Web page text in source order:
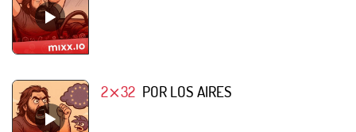
2⨯32 POR LOS AIRES